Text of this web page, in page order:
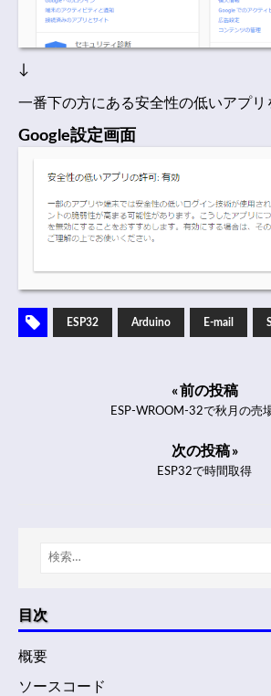
↓
一番下の方にある安全性の低いアプリ
Google設定画面
ESP32 Arduino E-mail
« 前の投稿
ESP-WROOM-32で秋月の売
次の投稿 »
ESP32で時間取得
目次
概要
ソースコード